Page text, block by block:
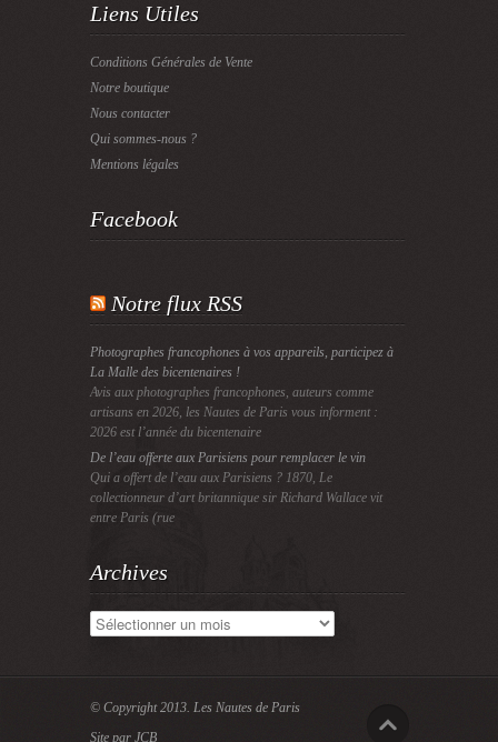
Liens Utiles
Conditions Générales de Vente
Notre boutique
Nous contacter
Qui sommes-nous ?
Mentions légales
Facebook
Notre flux RSS
Photographes francophones à vos appareils, participez à
La Malle des bicentenaires !
Avis aux photographes francophones, auteurs comme
artisans en 2026, les Nautes de Paris vous informent :
2026 est l’année du bicentenaire
De l’eau offerte aux Parisiens pour remplacer le vin
Qui a offert de l’eau aux Parisiens ? 1870, Le
collectionneur d’art britannique sir Richard Wallace vit
entre Paris (rue
Archives
Archives
© Copyright 2013. Les Nautes de Paris
Site par JCB